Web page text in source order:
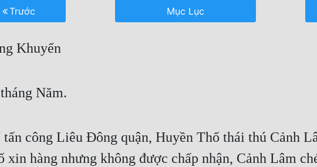
Trước Mục Lục
Khuyển
Năm.
công Liêu Đông quận, Huyền Thố thái thú Cảnh
xin hàng nhưng không được chấp nhận, Cảnh Lâm